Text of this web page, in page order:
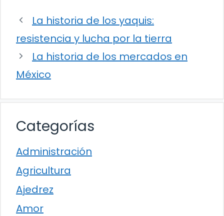
La historia de los yaquis:
resistencia y lucha por la tierra
La historia de los mercados en
México
Categorías
Administración
Agricultura
Ajedrez
Amor